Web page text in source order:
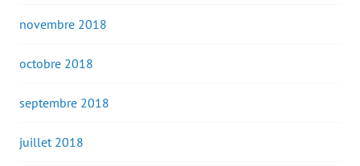
novembre 2018
octobre 2018
septembre 2018
juillet 2018